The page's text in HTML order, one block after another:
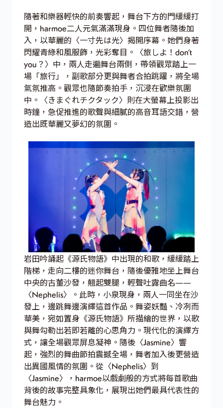
隨著和樂器輕快的前奏響起，舞台下方的門緩緩打
開，harmoe二人元氣滿滿現身。四位舞者隨後加
入，以華麗的〈一寸先は光〉揭開序幕。她們身著
閃耀青綠和風服飾，光彩奪目。〈旅しよ！don’t
you？〉中，兩人走遍舞台兩側，帶領觀眾踏上一
場「旅行」，副歌部分更與舞者合拍跳躍，將全場
氣氛推高。觀眾也隨節奏拍手，沉浸在歡樂氛圍
中。〈きまぐれチクタック〉則在大螢幕上投影出
時鐘，急促推進的歌聲與細膩的高音耳語交錯，營
造出既華麗又夢幻的氛圍。
岩田吟誦起《源氏物語》中出現的和歌，緩緩踏上
階梯，走向二樓的迷你舞台，隨後優雅地坐上舞台
中央的古董沙發，翹起雙腿，輕聲吐露曲名——
〈Nephelis〉。此時，小泉現身，兩人一同坐在沙
發上，邊跳舞邊演繹這首作品。舞姿妖豔、冷冽而
華美，宛如置身《源氏物語》所描繪的世界，以歌
與舞勾勒出若即若離的心思角力。現代化的演繹方
式，讓全場觀眾屏息凝神。隨後〈Jasmine〉響
起，強烈的舞曲節拍震撼全場，舞者加入後更營造
出異國風情的氛圍。從〈Nephelis〉到
〈Jasmine〉，harmoe以戲劇般的方式將每首歌曲
背後的故事完整具象化，展現出她們最具代表性的
舞台魅力。